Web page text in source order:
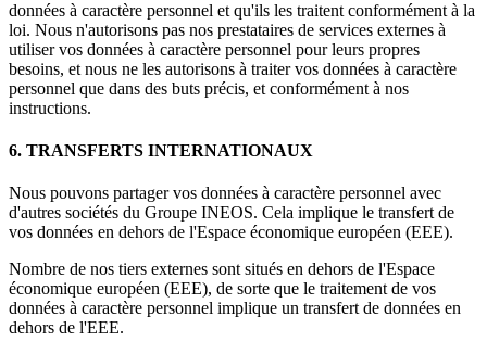
données à caractère personnel et qu'ils les traitent conformément à la
loi. Nous n'autorisons pas nos prestataires de services externes à
utiliser vos données à caractère personnel pour leurs propres
besoins, et nous ne les autorisons à traiter vos données à caractère
personnel que dans des buts précis, et conformément à nos
instructions.
6. TRANSFERTS INTERNATIONAUX
Nous pouvons partager vos données à caractère personnel avec
d'autres sociétés du Groupe INEOS. Cela implique le transfert de
vos données en dehors de l'Espace économique européen (EEE).
Nombre de nos tiers externes sont situés en dehors de l'Espace
économique européen (EEE), de sorte que le traitement de vos
données à caractère personnel implique un transfert de données en
dehors de l'EEE.